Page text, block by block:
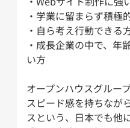
・学業に留まらず積極
・自ら考え行動できる
・成長企業の中で、年
い方
オープンハウスグルー
スピード感を持ちなが
スという、日本でも他